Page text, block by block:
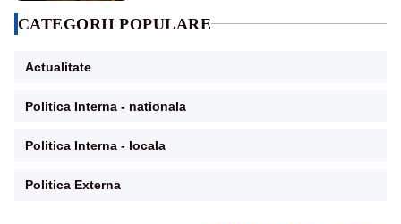
CATEGORII POPULARE
Actualitate
Politica Interna - nationala
Politica Interna - locala
Politica Externa